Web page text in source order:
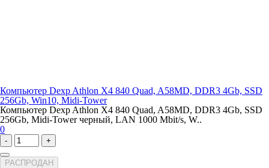
Компьютер Dexp Athlon X4 840 Quad, A58MD, DDR3 4Gb, SSD
256Gb, Win10, Midi-Tower
Компьютер Dexp Athlon X4 840 Quad, A58MD, DDR3 4Gb, SSD
256Gb, Midi-Tower черный, LAN 1000 Mbit/s, W..
0
- +
РАСПРОДАН